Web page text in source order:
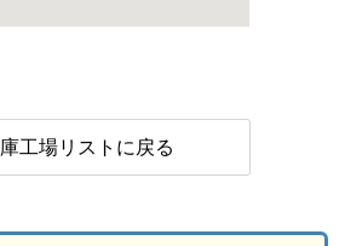
工場リストに戻る